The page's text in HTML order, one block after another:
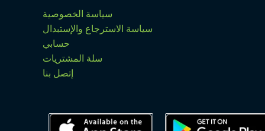
سياسة الخصوصية
سياسة الاسترجاع والإستبدال
حسابي
سلة المشتريات
إتصل بنا